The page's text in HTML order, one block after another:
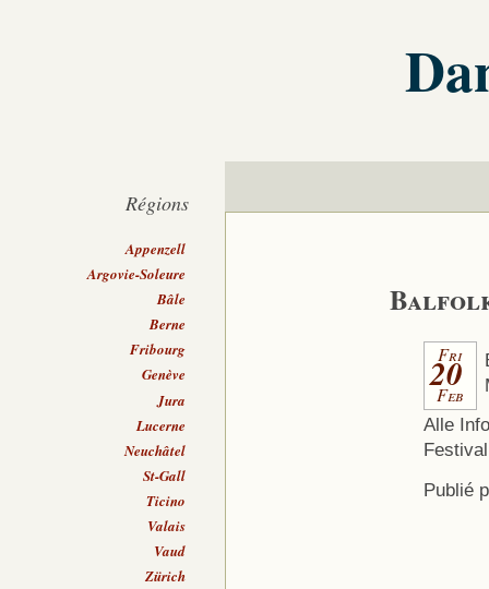
Fri
20
Feb
Alle
Publié
Régions
Appenzell
Argovie-Soleure
Bâle
Berne
Fribourg
Genève
Jura
Lucerne
Neuchâtel
St-Gall
Ticino
Valais
Vaud
Zürich